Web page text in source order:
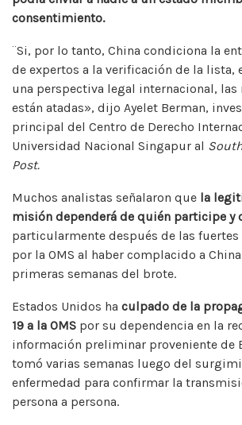
consentimiento.
¨Si, por lo tanto, China condiciona la
de expertos a la verificación de la lista,
una perspectiva legal internacional, las
están atadas», dijo Ayelet Berman,
principal del Centro de Derecho
Universidad Nacional Singapur al
Post.
Muchos analistas señalaron que la
misión dependerá de quién participe y
particularmente después de las
por la OMS al haber complacido a
primeras semanas del brote.
Estados Unidos ha culpado de la
19 a la OMS por su dependencia en la
información preliminar proveniente de
tomó varias semanas luego del
enfermedad para confirmar la
persona a persona.